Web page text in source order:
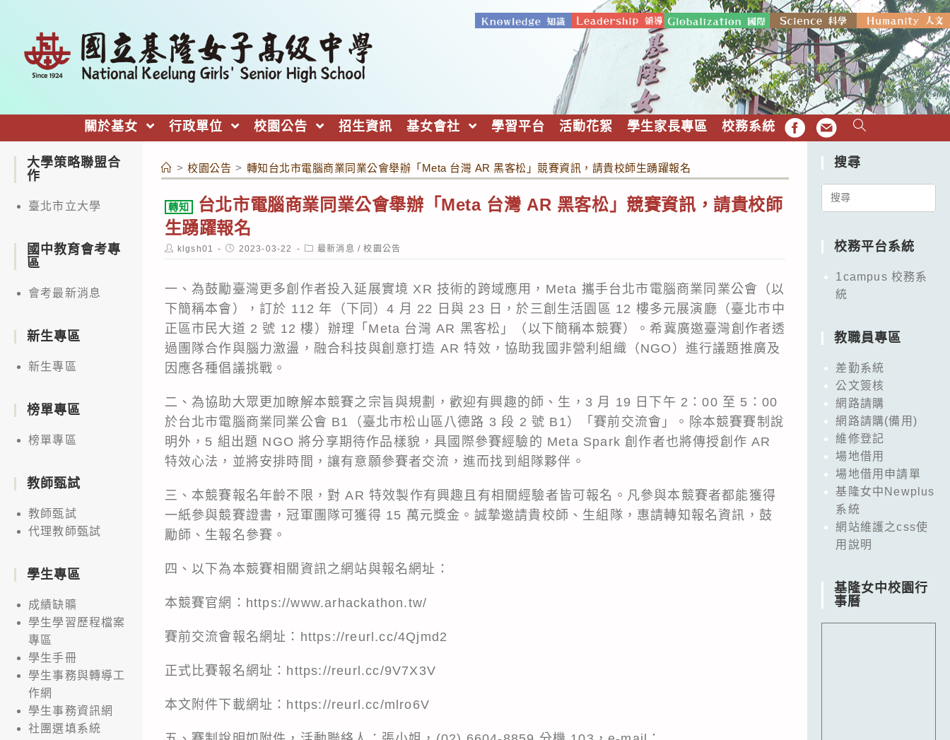
關於基女 行政單位 校園公告 招生資訊 基女會社 學習平台 活動花絮 學生家長專區 校務系統 FB EMAIL
> 校園公告 > 轉知台北市電腦商業同業公會舉辦「Meta 台灣 AR 黑客松」競賽資訊，請貴校師生踴躍報名
轉知
台北市電腦商業同業公會舉辦「Meta 台灣 AR 黑客松」競賽資訊，請貴校師
生踴躍報名
Post
author:
klgsh01
Post
published:
2023-03-22
Post
category:
最新消息 / 校園公告
一、為鼓勵臺灣更多創作者投入延展實境 XR 技術的跨域應用，Meta 攜手台北市電腦商業同業公會（以
下簡稱本會），訂於 112 年（下同）4 月 22 日與 23 日，於三創生活園區 12 樓多元展演廳（臺北市中
正區市民大道 2 號 12 樓）辦理「Meta 台灣 AR 黑客松」（以下簡稱本競賽）。希冀廣邀臺灣創作者透
過團隊合作與腦力激盪，融合科技與創意打造 AR 特效，協助我國非營利組織（NGO）進行議題推廣及
因應各種倡議挑戰。
二、為協助大眾更加瞭解本競賽之宗旨與規劃，歡迎有興趣的師、生，3 月 19 日下午 2：00 至 5：00
於台北市電腦商業同業公會 B1（臺北市松山區八德路 3 段 2 號 B1）「賽前交流會」。除本競賽賽制說
明外，5 組出題 NGO 將分享期待作品樣貌，具國際參賽經驗的 Meta Spark 創作者也將傳授創作 AR
特效心法，並將安排時間，讓有意願參賽者交流，進而找到組隊夥伴。
三、本競賽報名年齡不限，對 AR 特效製作有興趣且有相關經驗者皆可報名。凡參與本競賽者都能獲得
一紙參與競賽證書，冠軍團隊可獲得 15 萬元獎金。誠摯邀請貴校師、生組隊，惠請轉知報名資訊，鼓
勵師、生報名參賽。
四、以下為本競賽相關資訊之網站與報名網址：
本競賽官網： https://www.arhackathon.tw/
賽前交流會報名網址： https://reurl.cc/4Qjmd2
正式比賽報名網址： https://reurl.cc/9V7X3V
本文附件下載網址： https://reurl.cc/mlro6V
大學策略聯盟合
作
臺北市立大學
國中教育會考專
區
會考最新消息
新生專區
新生專區
榜單專區
榜單專區
教師甄試
教師甄試
代理教師甄試
學生專區
成績缺曠
學生學習歷程檔案
專區
學生手冊
學生事務與轉導工
作網
學生事務資訊網
社團選填系統
搜尋
Search
校務平台系統
1campus 校務系
統
教職員專區
差勤系統
公文簽核
網路請購
網路請購(備用)
維修登記
場地借用
場地借用申請單
基隆女中Newplus
系統
網站維護之css使
用說明
基隆女中校園行
事曆